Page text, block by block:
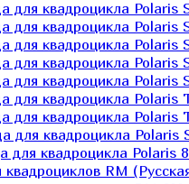
для квадроцикла Polaris
для квадроцикла Polaris
для квадроцикла Polaris
для квадроцикла Polaris
для квадроцикла Polaris
для квадроцикла Polaris
для квадроцикла Polaris
для квадроцикла Polaris
квадроцикла Polaris
RM